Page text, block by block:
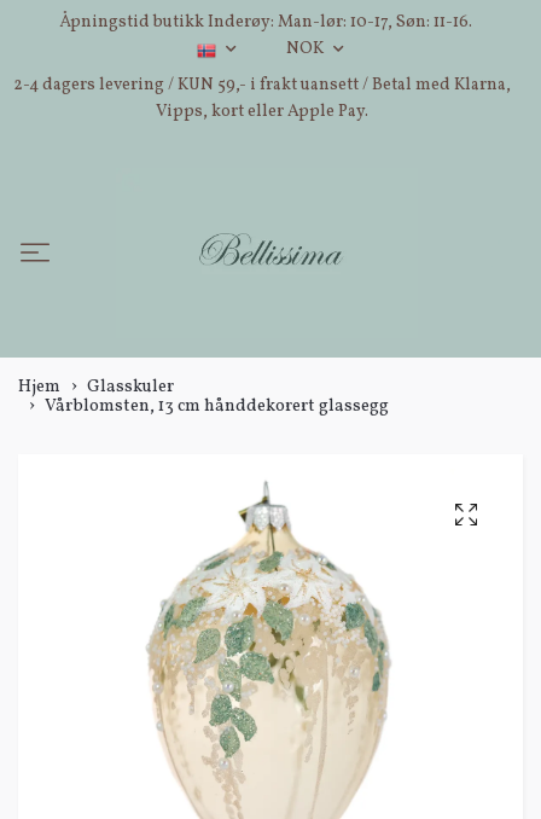
Åpningstid butikk Inderøy: Man-lør: 10-17, Søn: 11-16.
NOK
2-4 dagers levering / KUN 59,- i frakt uansett / Betal med Klarna,
Vipps, kort eller Apple Pay.
Hjem
Glasskuler
Vårblomsten, 13 cm hånddekorert glassegg